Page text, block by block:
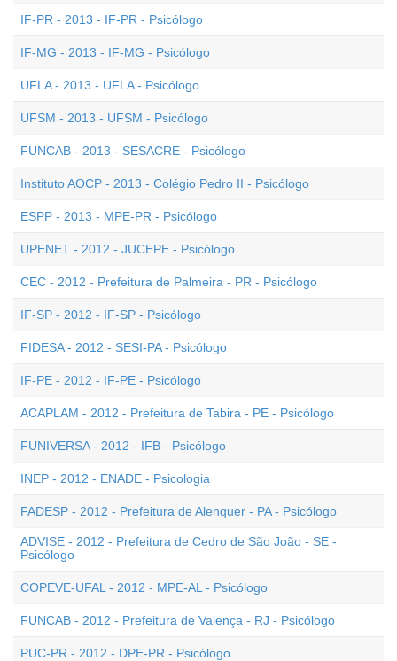
IF-PR - 2013 - IF-PR - Psicólogo
IF-MG - 2013 - IF-MG - Psicólogo
UFLA - 2013 - UFLA - Psicólogo
UFSM - 2013 - UFSM - Psicólogo
FUNCAB - 2013 - SESACRE - Psicólogo
Instituto AOCP - 2013 - Colégio Pedro II - Psicólogo
ESPP - 2013 - MPE-PR - Psicólogo
UPENET - 2012 - JUCEPE - Psicólogo
CEC - 2012 - Prefeitura de Palmeira - PR - Psicólogo
IF-SP - 2012 - IF-SP - Psicólogo
FIDESA - 2012 - SESI-PA - Psicólogo
IF-PE - 2012 - IF-PE - Psicólogo
ACAPLAM - 2012 - Prefeitura de Tabira - PE - Psicólogo
FUNIVERSA - 2012 - IFB - Psicólogo
INEP - 2012 - ENADE - Psicologia
FADESP - 2012 - Prefeitura de Alenquer - PA - Psicólogo
ADVISE - 2012 - Prefeitura de Cedro de São João - SE -
Psicólogo
COPEVE-UFAL - 2012 - MPE-AL - Psicólogo
FUNCAB - 2012 - Prefeitura de Valença - RJ - Psicólogo
PUC-PR - 2012 - DPE-PR - Psicólogo